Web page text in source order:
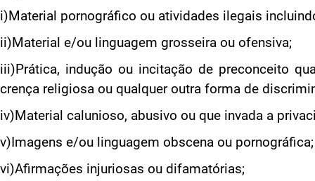
i)Material pornográfico ou atividades ilegais
ii)Material e/ou linguagem grosseira ou ofensiva;
iii)Prática, indução ou incitação de preconceito
crença religiosa ou qualquer outra forma de
iv)Material calunioso, abusivo ou que invada a
v)Imagens e/ou linguagem obscena ou pornográfica;
vi)Afirmações injuriosas ou difamatórias;